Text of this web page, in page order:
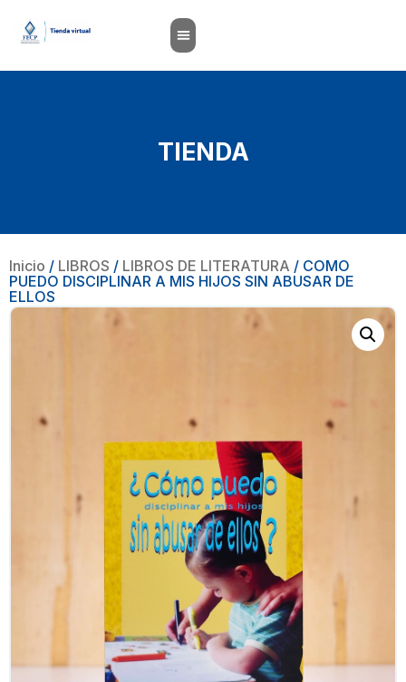
TIENDA
Inicio / LIBROS / LIBROS DE LITERATURA / COMO
PUEDO DISCIPLINAR A MIS HIJOS SIN ABUSAR DE
ELLOS